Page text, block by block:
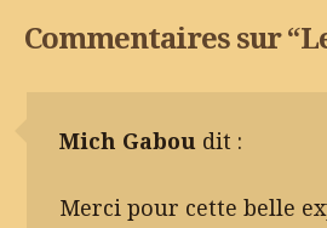
Commentaires sur “
Mich Gabou dit :
Merci pour cette belle